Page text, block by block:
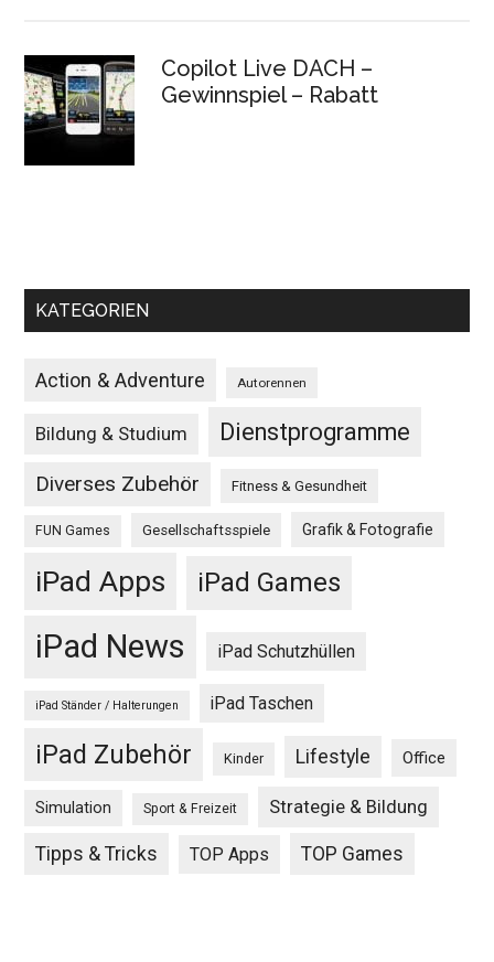
Copilot Live DACH –
Gewinnspiel – Rabatt
KATEGORIEN
Action & Adventure Autorennen
Bildung & Studium Dienstprogramme
Diverses Zubehör Fitness & Gesundheit
FUN Games Gesellschaftsspiele Grafik & Fotografie
iPad Apps iPad Games
iPad News iPad Schutzhüllen
iPad Ständer / Halterungen iPad Taschen
iPad Zubehör Kinder Lifestyle Office
Simulation Sport & Freizeit Strategie & Bildung
Tipps & Tricks TOP Apps TOP Games